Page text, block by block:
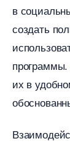
создать
их в